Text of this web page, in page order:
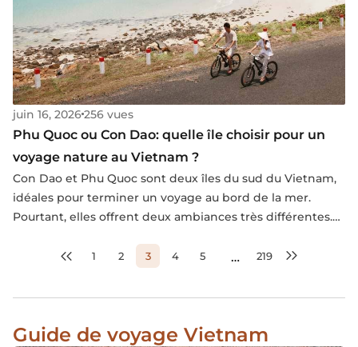
juin 16, 2026256 vues
Phu Quoc ou Con Dao: quelle île choisir pour un
voyage nature au Vietnam ?
Con Dao et Phu Quoc sont deux îles du sud du Vietnam,
idéales pour terminer un voyage au bord de la mer.
Pourtant, elles offrent deux ambiances très différentes.
d’accès et ses nombreux services. Con Dao attire plutôt
celle qui correspond le mieux à votre façon de voyager.
1 2 3 4 5 … 219
Guide de voyage Vietnam